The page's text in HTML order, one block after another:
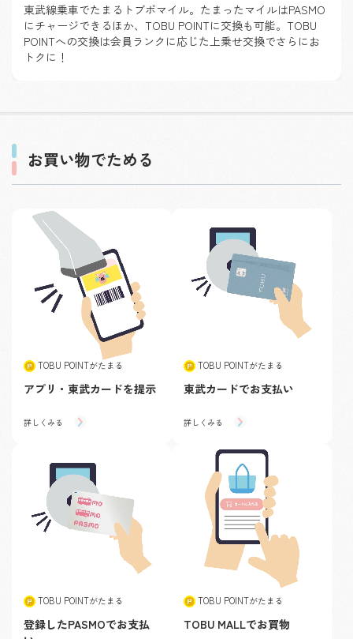
東武線乗車でたまるトブポマイル。たまったマイルはPASMO
にチャージできるほか、TOBU POINTに交換も可能。TOBU
POINTへの交換は会員ランクに応じた 上乗せ交換でさらにお
トクに！
お買い物でためる
TOBU POINTがたまる
アプリ・東武カードを提示
詳しくみる
TOBU POINTがたまる
東武カードでお支払い
詳しくみる
TOBU POINTがたまる
登録したPASMOでお支払
TOBU POINTがたまる
TOBU MALLでお買物